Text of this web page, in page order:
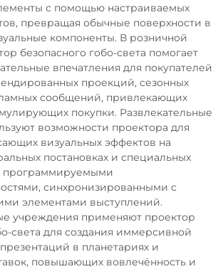
с помощью настраиваемых
превращая обычные поверхности в
компоненты. В розничной
безопасного гобо-света помогает
впечатления для покупателей
проекций, сезонных
сообщений, привлекающих
покупки. Развлекательные
возможности проектора для
визуальных эффектов на
постановках и специальных
программируемыми
синхронизированными с
элементами выступлений.
учреждения применяют проектор
света для создания иммерсивной
в планетариях и
повышающих вовлечённость и